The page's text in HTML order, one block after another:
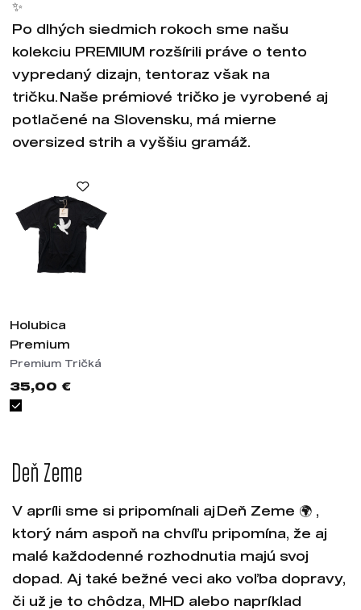
✨
Po dlhých siedmich rokoch sme našu
kolekciu PREMIUM rozšírili práve o tento
vypredaný dizajn, tentoraz však na
tričku. Naše prémiové tričko je vyrobené aj
potlačené na Slovensku, má mierne
oversized strih a vyššiu gramáž.
Holubica
Premium
Premium Tričká
35,00 €
Deň Zeme
V apríli sme si pripomínali aj Deň Zeme 🌍 ,
ktorý nám aspoň na chvíľu pripomína, že aj
malé každodenné rozhodnutia majú svoj
dopad. Aj také bežné veci ako voľba dopravy,
či už je to chôdza, MHD alebo napríklad